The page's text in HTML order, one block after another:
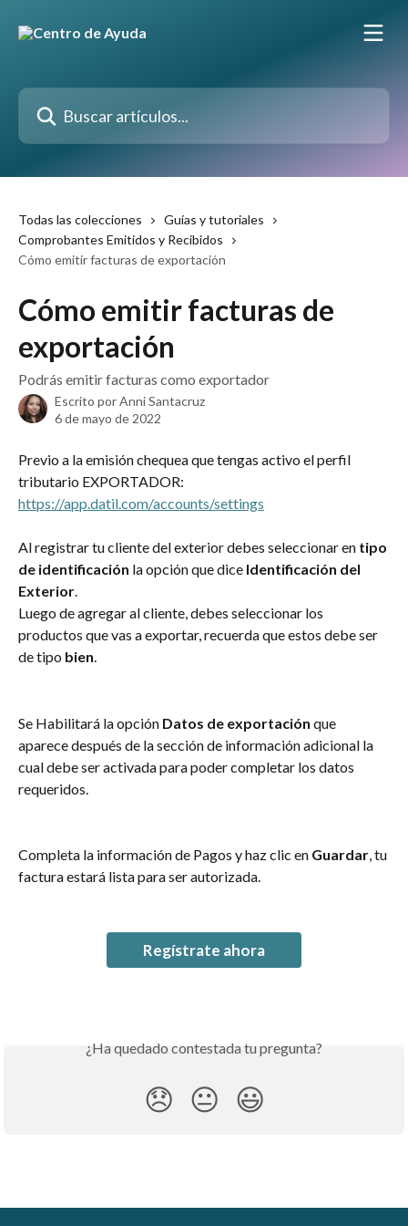
Buscar artículos...
Todas las colecciones
Guías y tutoriales
Comprobantes Emitidos y Recibidos
Cómo emitir facturas de exportación
Cómo emitir facturas de
exportación
Podrás emitir facturas como exportador
Escrito porAnni Santacruz
6 de mayo de 2022
Previo a la emisión chequea que tengas activo el perfil
tributario EXPORTADOR:
https://app.datil.com/accounts/settings
Al registrar tu cliente del exterior debes seleccionar en tipo
de identificación la opción que dice Identificación del
Exterior.
Luego de agregar al cliente, debes seleccionar los
productos que vas a exportar, recuerda que estos debe ser
de tipo bien.
Se Habilitará la opción Datos de exportación que
aparece después de la sección de información adicional la
cual debe ser activada para poder completar los datos
requeridos.
Completa la información de Pagos y haz clic en Guardar, tu
factura estará lista para ser autorizada.
Regístrate ahora
¿Ha quedado contestada tu pregunta?
😞 😐 😃